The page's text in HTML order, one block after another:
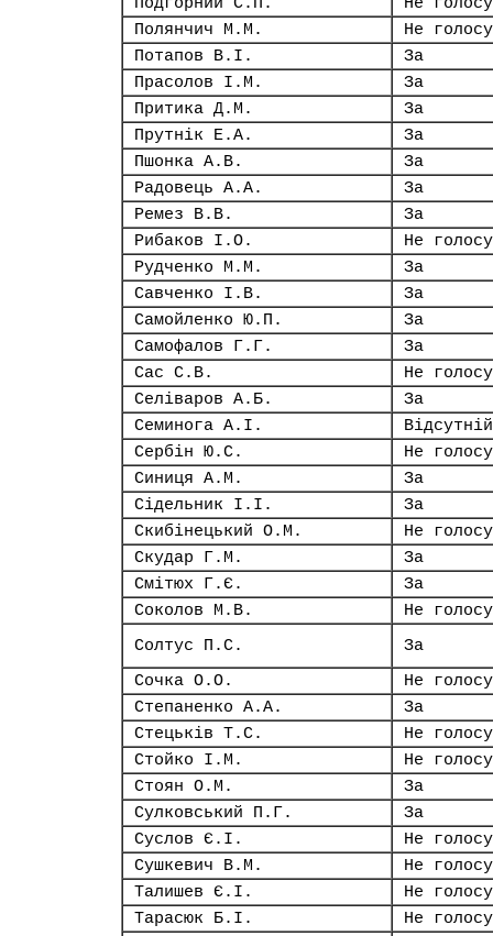
Полянчич М.М.
Не
Потапов В.І.
За
Прасолов І.М.
За
Притика Д.М.
За
Прутнік Е.А.
За
Пшонка А.В.
За
Радовець А.А.
За
Ремез В.В.
За
Рибаков І.О.
Не
Рудченко М.М.
За
Савченко І.В.
За
Самойленко Ю.П.
За
Самофалов Г.Г.
За
Сас С.В.
Не
Селіваров А.Б.
За
Семинога А.І.
Відсутній
Сербін Ю.С.
Не
Синиця А.М.
За
Сідельник І.І.
За
Скибінецький О.М.
Не
Скудар Г.М.
За
Смітюх Г.Є.
За
Соколов М.В.
Не
Солтус П.С.
За
Сочка О.О.
Не
Степаненко А.А.
За
Стецьків Т.С.
Не
Стойко І.М.
Не
Стоян О.М.
За
Сулковський П.Г.
За
Суслов Є.І.
Не
Сушкевич В.М.
Не
Талишев Є.І.
Не
Тарасюк Б.І.
Не